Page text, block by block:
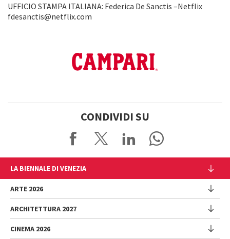
UFFICIO STAMPA ITALIANA: Federica De Sanctis –Netflix
fdesanctis@netflix.com
CONDIVIDI SU
LA BIENNALE DI VENEZIA
L'Istituzione
Cariche istituzionali
Storia
Luoghi
ARTE 2026
Esposizione
ARCHITETTURA 2027
Mostra
CINEMA 2026